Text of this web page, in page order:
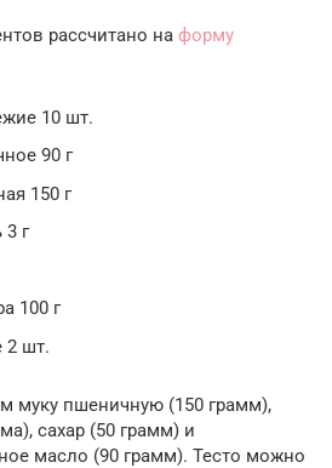
рассчитано на форму
10 шт.
90 г
150 г
3 г
100 г
2 шт.
муку пшеничную (150 грамм),
сахар (50 грамм) и
масло (90 грамм). Тесто можно